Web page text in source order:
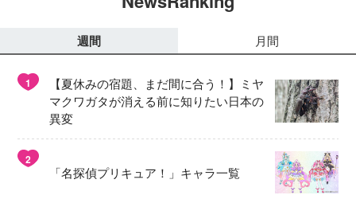
週間 月間
1
【夏休みの宿題、まだ間に合う！】ミヤ
マクワガタが消える前に知りたい日本の
異変
2
「名探偵プリキュア！」キャラ一覧